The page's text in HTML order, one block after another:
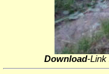
Download-Link